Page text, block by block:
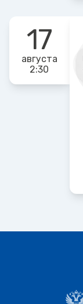
17
августа
2:30